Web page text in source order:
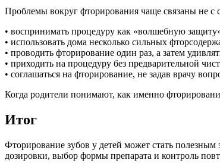
Проблемы вокруг фторирования чаще связаны не
• воспринимать процедуру как «волшебную
• использовать дома несколько сильных
• проводить фторирование один раз, а затем
• приходить на процедуру без предварительной
• соглашаться на фторирование, не задав врачу
Когда родители понимают, как именно
Итог
Фторирование зубов у детей может стать
дозировки, выбор формы препарата и контроль